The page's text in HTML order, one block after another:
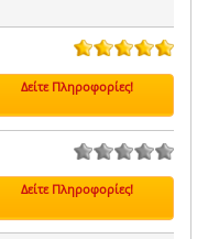
Δείτε Πληροφορίες!
Δείτε Πληροφορίες!